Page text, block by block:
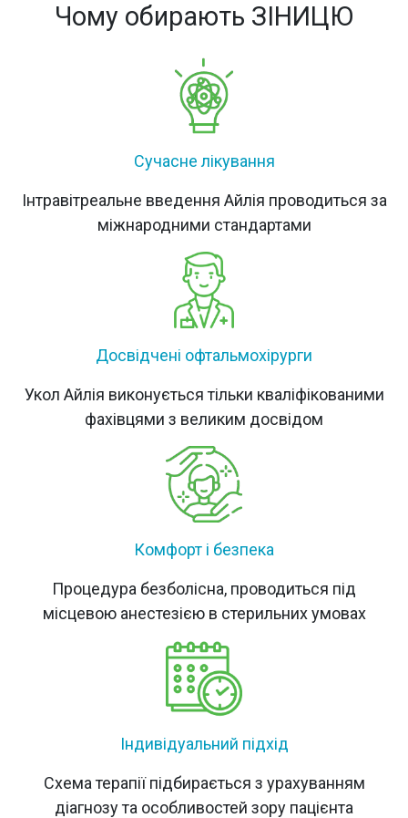
Чому обирають ЗІНИЦЮ
Сучасне лікування
Інтравітреальне введення Айлія проводиться за
міжнародними стандартами
Досвідчені офтальмохірурги
Укол Айлія виконується тільки кваліфікованими
фахівцями з великим досвідом
Комфорт і безпека
Процедура безболісна, проводиться під
місцевою анестезією в стерильних умовах
Індивідуальний підхід
Схема терапії підбирається з урахуванням
діагнозу та особливостей зору пацієнта